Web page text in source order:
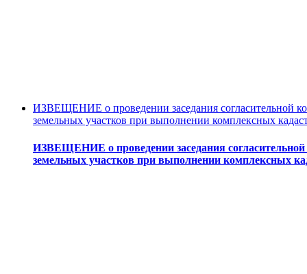
ИЗВЕЩЕНИЕ о проведении заседания согласительной
земельных участков при выполнении комплексных
ИЗВЕЩЕНИЕ о проведении заседания согласительной
земельных участков при выполнении комплексных